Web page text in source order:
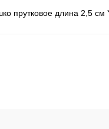
прутковое длина 2,5